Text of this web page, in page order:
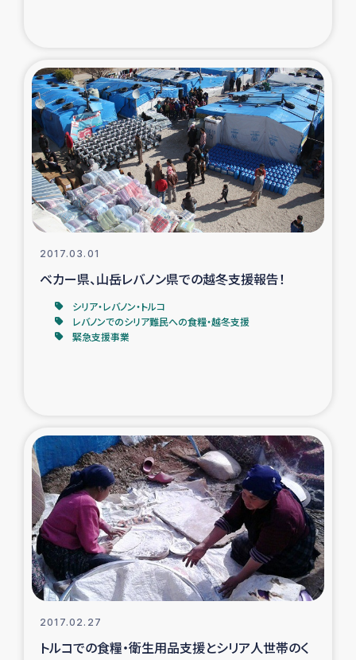
デニヤヤ小規模紅茶農家支援
コーヒー生産者支援
アイナロ県マウベシ郡でのコーヒー畑改善事業
ベイルート大規模爆発被災者支援
アグロフォレストリー（カカオ）事業
2017.03.01
ベカー県、山岳レバノン県での越冬支援報告！
シリア・レバノン・トルコ
レバノンでのシリア難民への食糧・越冬支援
緊急支援事業
2017.02.27
トルコでの食糧・衛生用品支援とシリア人世帯のく